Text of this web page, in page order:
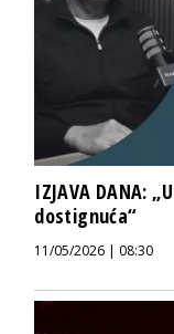
IZJAVA DANA:
dostignuća“
11/05/2026 | 08:30